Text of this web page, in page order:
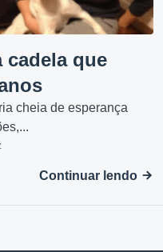
cadela que
cheia de esperança
Continuar lendo